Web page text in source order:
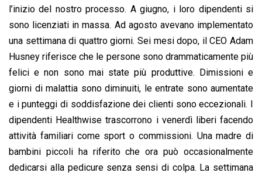
l’inizio del nostro processo. A giugno, i loro dipendenti si
sono licenziati in massa. Ad agosto avevano implementato
una settimana di quattro giorni. Sei mesi dopo, il CEO Adam
Husney riferisce che le persone sono drammaticamente più
felici e non sono mai state più produttive. Dimissioni e
giorni di malattia sono diminuiti, le entrate sono aumentate
e i punteggi di soddisfazione dei clienti sono eccezionali. I
dipendenti Healthwise trascorrono i venerdì liberi facendo
attività familiari come sport o commissioni. Una madre di
bambini piccoli ha riferito che ora può occasionalmente
dedicarsi alla pedicure senza sensi di colpa. La settimana